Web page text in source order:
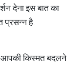
देना इस बात का
प्रसन्न है.
आपकी किस्मत बदलने